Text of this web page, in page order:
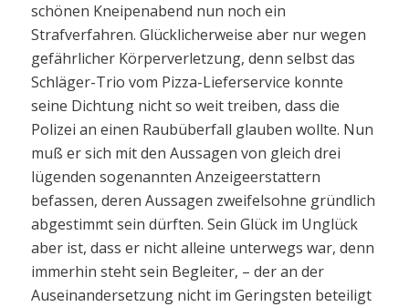
schönen Kneipenabend nun noch ein
Strafverfahren. Glücklicherweise aber nur wegen
gefährlicher Körperverletzung, denn selbst das
Schläger-Trio vom Pizza-Lieferservice konnte
seine Dichtung nicht so weit treiben, dass die
Polizei an einen Raubüberfall glauben wollte. Nun
muß er sich mit den Aussagen von gleich drei
lügenden sogenannten Anzeigeerstattern
befassen, deren Aussagen zweifelsohne gründlich
abgestimmt sein dürften. Sein Glück im Unglück
aber ist, dass er nicht alleine unterwegs war, denn
immerhin steht sein Begleiter, – der an der
Auseinandersetzung nicht im Geringsten beteiligt